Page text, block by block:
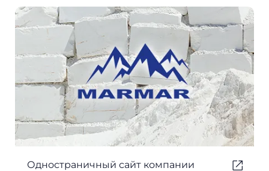
Одностраничный сайт компании